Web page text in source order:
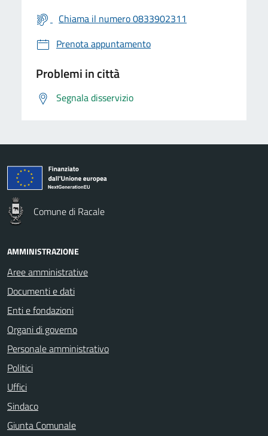
Chiama il numero 0833902311
Prenota appuntamento
Problemi in città
Segnala disservizio
Comune di Racale
AMMINISTRAZIONE
Aree amministrative
Documenti e dati
Enti e fondazioni
Organi di governo
Personale amministrativo
Politici
Uffici
Sindaco
Giunta Comunale